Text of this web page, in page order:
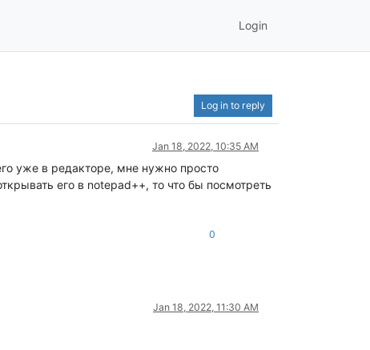
Login
Log in to reply
Jan 18, 2022, 10:35 AM
уже в редакторе, мне нужно просто
его в notepad++, то что бы посмотреть
0
Jan 18, 2022, 11:30 AM